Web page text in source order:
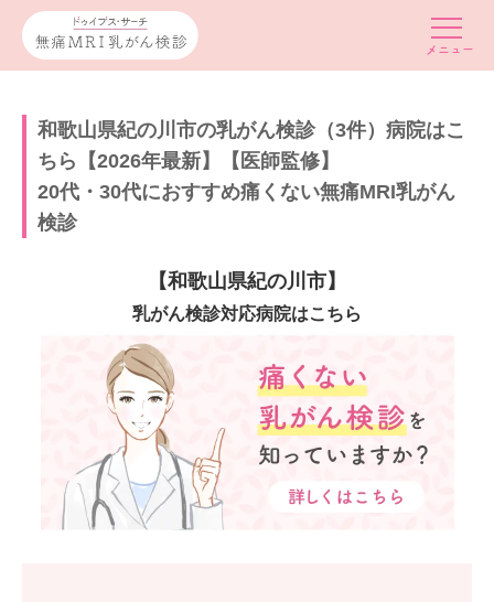
和歌山県紀の川市の乳がん検診（3件）病院はこ
ちら【2026年最新】【医師監修】
20代・30代におすすめ痛くない無痛MRI乳がん
検診
【和歌山県紀の川市】
乳がん検診対応病院はこちら